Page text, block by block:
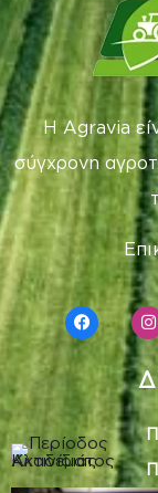
Η Agravia
σύγχρονη